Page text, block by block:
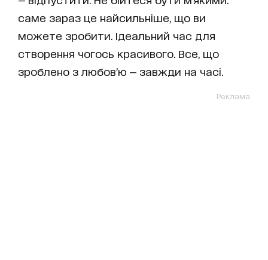
саме зараз це найсильніше, що ви
можете зробити. Ідеальний час для
створення чогось красивого. Все, що
зроблено з любов’ю — завжди на часі.
Реклама